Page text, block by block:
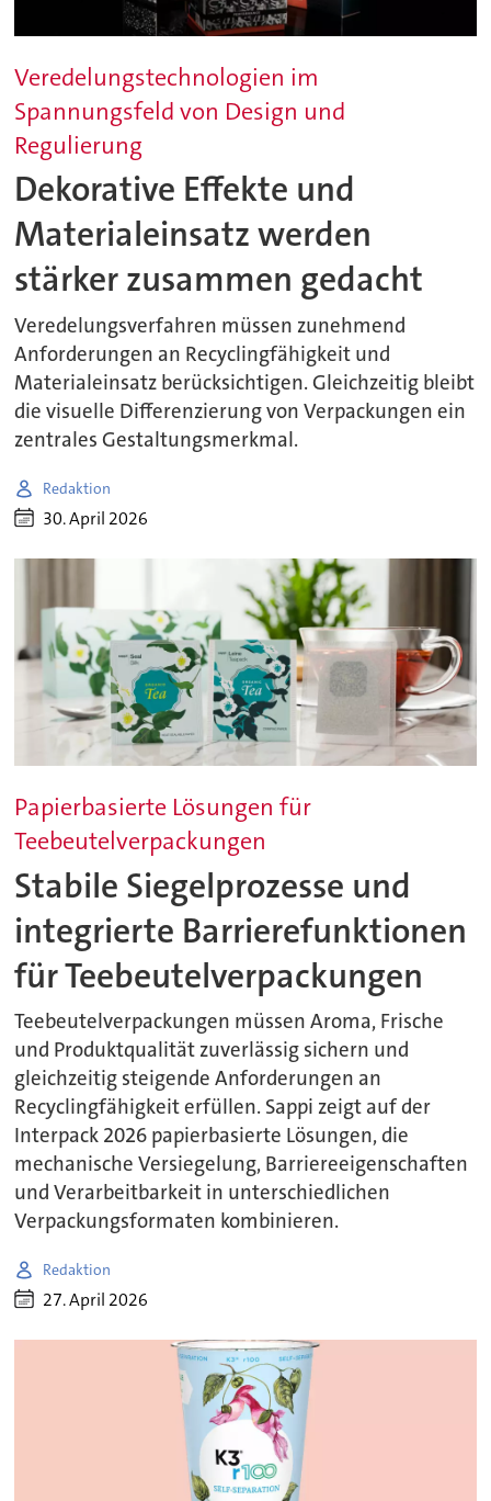
Veredelungstechnologien im
Spannungsfeld von Design und
Regulierung
Dekorative Effekte und
Materialeinsatz werden
stärker zusammen gedacht
Veredelungsverfahren müssen zunehmend
Anforderungen an Recyclingfähigkeit und
Materialeinsatz berücksichtigen. Gleichzeitig bleibt
die visuelle Differenzierung von Verpackungen ein
zentrales Gestaltungsmerkmal.
Redaktion
30. April 2026
Papierbasierte Lösungen für
Teebeutelverpackungen
Stabile Siegelprozesse und
integrierte Barrierefunktionen
für Teebeutelverpackungen
Teebeutelverpackungen müssen Aroma, Frische
und Produktqualität zuverlässig sichern und
gleichzeitig steigende Anforderungen an
Recyclingfähigkeit erfüllen. Sappi zeigt auf der
Interpack 2026 papierbasierte Lösungen, die
mechanische Versiegelung, Barriereeigenschaften
und Verarbeitbarkeit in unterschiedlichen
Verpackungsformaten kombinieren.
Redaktion
27. April 2026